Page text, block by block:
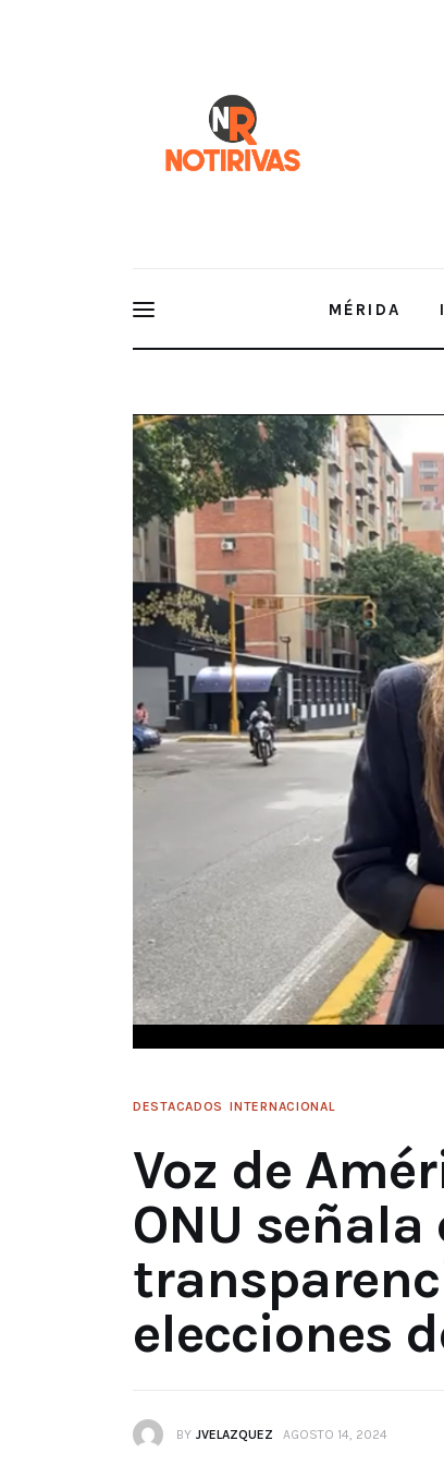
MÉRIDA
Voz de América | Panel de la ONU señala
elecciones de Venezuela
DESTACADOS INTERNACIONAL
Voz de
ONU
elecciones
BY JVELAZQUEZ AGOSTO 14, 2024